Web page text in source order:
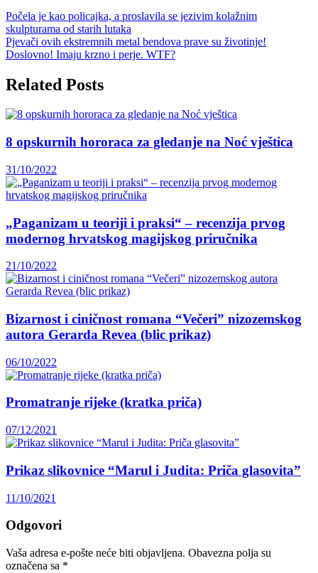
Počela je kao policajka, a proslavila se jezivim kolažnim
skulpturama od starih lutaka
Pjevači ovih ekstremnih metal bendova prave su životinje!
Doslovno! Imaju krzno i perje. WTF?
Related Posts
8 opskurnih hororaca za gledanje na Noć vještica
31/10/2022
„Paganizam u teoriji i praksi“ – recenzija prvog
modernog hrvatskog magijskog priručnika
21/10/2022
Bizarnost i ciničnost romana “Večeri” nizozemskog
autora Gerarda Revea (blic prikaz)
06/10/2022
Promatranje rijeke (kratka priča)
07/12/2021
Prikaz slikovnice “Marul i Judita: Priča glasovita”
11/10/2021
Odgovori
Vaša adresa e-pošte neće biti objavljena. Obavezna polja su
označena sa *